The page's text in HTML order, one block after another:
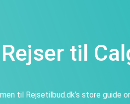
Rejser til
til Rejsetilbud.dk’s store guide